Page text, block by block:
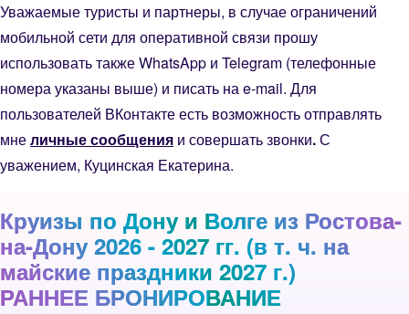
Уважаемые туристы и партнеры, в случае ограничений
мобильной сети для оперативной связи прошу
использовать также WhatsApp и Telegram (телефонные
номера указаны выше) и писать на e-mail. Для
пользователей ВКонтакте есть возможность отправлять
мнеличные сообщения и совершать звонки.С
уважением, Куцинская Екатерина.
Круизы по Дону и Волге из Ростова-
на-Дону 2026 - 2027 гг. (в т. ч. на
майские праздники 2027 г.)
РАННЕЕ БРОНИРОВАНИЕ